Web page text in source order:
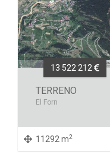
13 522 212
TERRENO
El Forn
11292 m2